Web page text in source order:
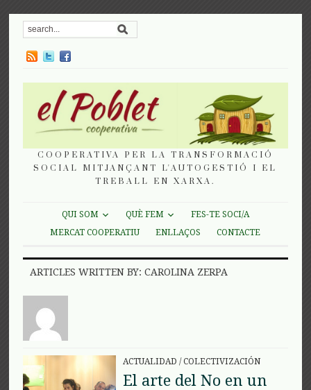
COOPERATIVA PER LA TRANSFORMACIÓ
SOCIAL MITJANÇANT L'AUTOGESTIÓ I EL
TREBALL EN XARXA.
QUI SOM QUÈ FEM
FES-TE SOCI/A
MERCAT COOPERATIU
ENLLAÇOS CONTACTE
ARTICLES WRITTEN BY: CAROLINA ZERPA
ACTUALIDAD /COLECTIVIZACIÓN
El arte del No en un